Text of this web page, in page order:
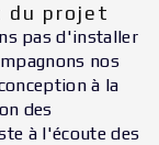
du projet
pas d'installer
nos
à la
des
à l'écoute des